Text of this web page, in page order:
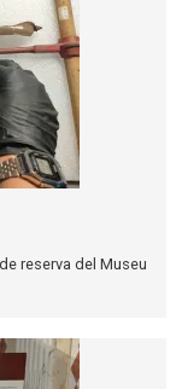
reserva del Museu